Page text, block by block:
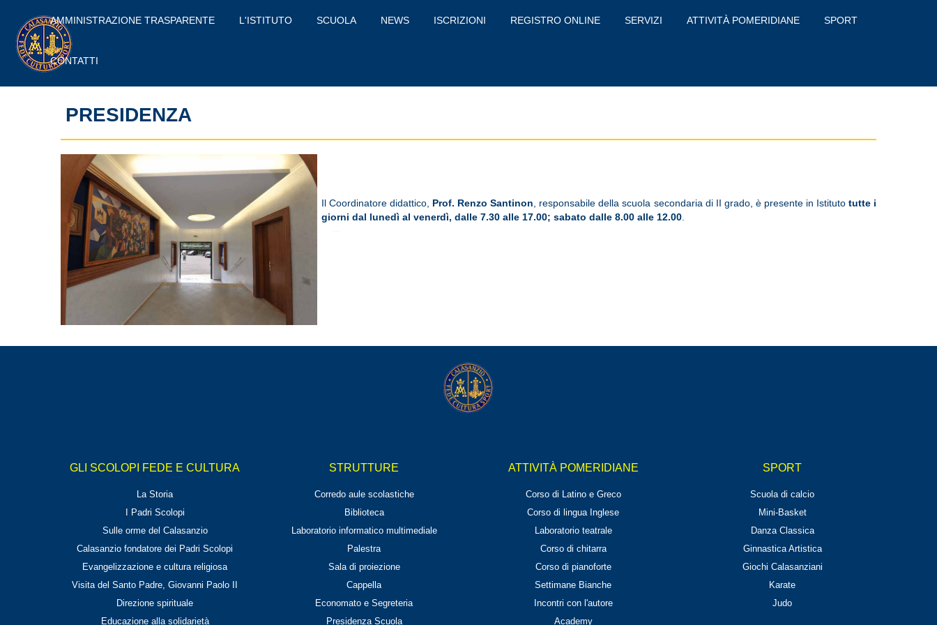
AMMINISTRAZIONE TRASPARENTE L'ISTITUTO SCUOLA NEWS ISCRIZIONI REGISTRO ONLINE SERVIZI ATTIVITÀ POMERIDIANE SPORT
CONTATTI
PRESIDENZA
Il Coordinatore didattico, Prof. Renzo Santinon , responsabile della scuola secondaria di II grado, è presente in Istituto tutte i
giorni dal lunedì al venerdì, dalle 7.30 alle 17.00; sabato dalle 8.00 alle 12.00
GLI SCOLOPI FEDE E CULTURA
La Storia
I Padri Scolopi
Sulle orme del Calasanzio
Calasanzio fondatore dei Padri Scolopi
Evangelizzazione e cultura religiosa
Visita del Santo Padre, Giovanni Paolo II
Direzione spirituale
Educazione alla solidarietà
STRUTTURE
Corredo aule scolastiche
Biblioteca
Laboratorio informatico multimediale
Palestra
Sala di proiezione
Cappella
Economato e Segreteria
Presidenza Scuola
ATTIVITÀ POMERIDIANE
Corso di Latino e Greco
Corso di lingua Inglese
Laboratorio teatrale
Corso di chitarra
Corso di pianoforte
Settimane Bianche
Incontri con l'autore
Academy
SPORT
Scuola di calcio
Mini-Basket
Danza Classica
Ginnastica Artistica
Giochi Calasanziani
Karate
Judo